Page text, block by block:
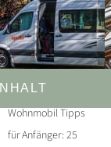
INHALT
Wohnmobil Tipps
für Anfänger: 25